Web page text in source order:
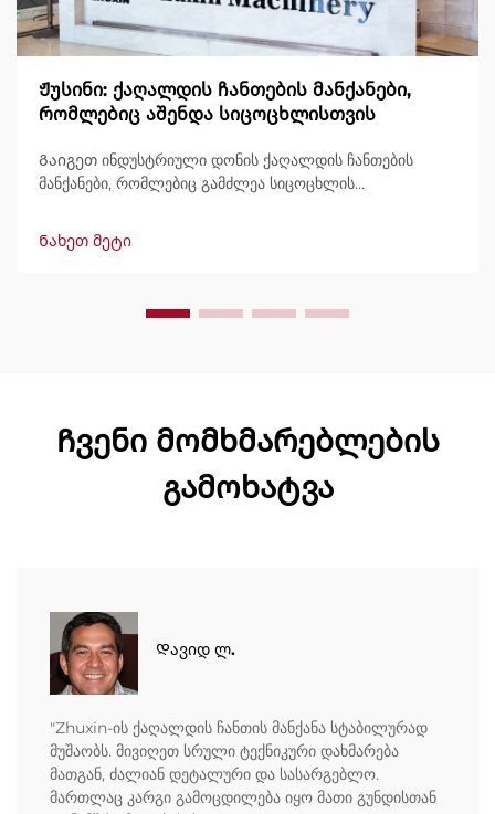
Ჟუსინი: ქაღალდის ჩანთების მანქანები,
რომლებიც აშენდა სიცოცხლისთვის
Გაიგეთ ინდუსტრიული დონის ქაღალდის ჩანთების
მანქანები, რომლებიც გამძლეა სიცოცხლის
მსოფლიოში ნდობით გამოიყენება გამძლეობის,
მარტივად მართვის და მინიმალური შესვენების გამო.
Ნახეთ მეტი
Ჩვენი მომხმარებლების
გამოხატვა
Დავიდ ლ.
"Zhuxin-ის ქაღალდის ჩანთის მანქანა სტაბილურად
მუშაობს. მივიღეთ სრული ტექნიკური დახმარება
მათგან, ძალიან დეტალური და სასარგებლო.
მართლაც კარგი გამოცდილება იყო მათი გუნდისთან